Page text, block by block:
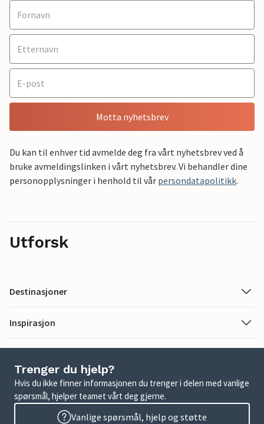
Motta nyhetsbrev
Du kan til enhver tid avmelde deg fra vårt nyhetsbrev ved å
bruke avmeldingslinken i vårt nyhetsbrev. Vi behandler dine
personopplysninger i henhold til vår persondatapolitikk.
Utforsk
Destinasjoner
Inspirasjon
Trenger du hjelp?
Hvis du ikke finner informasjonen du trenger i delen med vanlige
spørsmål, hjelper teamet vårt deg gjerne.
Vanlige spørsmål, hjelp og støtte